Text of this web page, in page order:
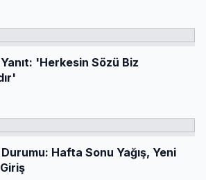
'Herkesin Sözü Biz
Hafta Sonu Yağış, Yeni